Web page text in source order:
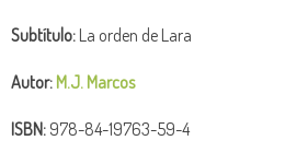
Subtítulo:La orden de Lara
Autor:M.J. Marcos
ISBN:978-84-19763-59-4